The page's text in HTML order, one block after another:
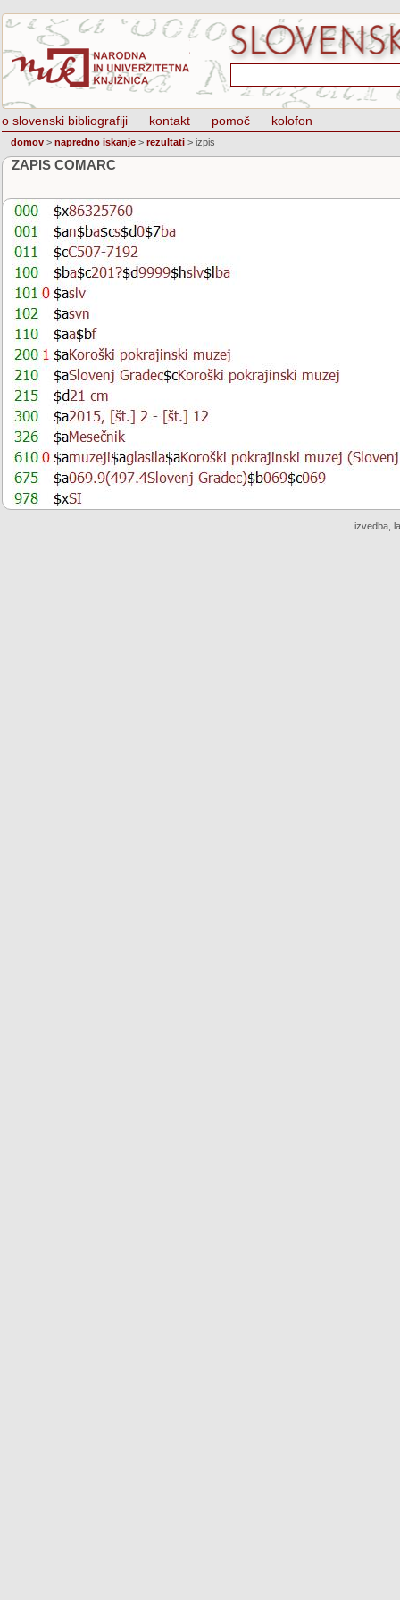
o slovenski bibliografiji kontakt pomoč kolofon
domov > napredno iskanje > rezultati > izpis
ZAPIS COMARC
izvedba,